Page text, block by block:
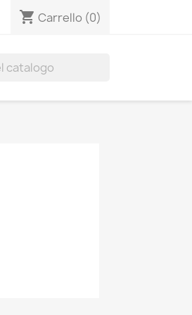
shopping_cart Carrello (0)